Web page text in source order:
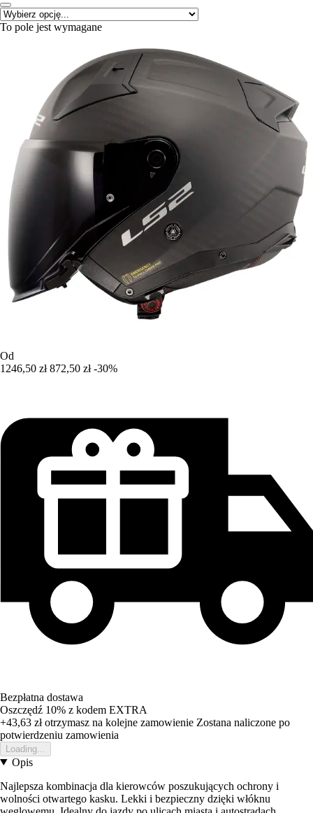
To pole jest wymagane
Od
1246,50 zł 872,50 zł -30%
Bezpłatna dostawa
Oszczędź 10% z kodem EXTRA
+43,63 złotrzymasz na kolejne zamowienie Zostana naliczone po
potwierdzeniu zamowienia
Loading...
Opis
Najlepsza kombinacja dla kierowców poszukujących ochrony i
wolności otwartego kasku. Lekki i bezpieczny dzięki włóknu